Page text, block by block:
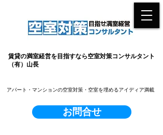
賃貸の満室経営を目指すなら空室対策コンサルタント
（有）山長
お問合せ
​アパート・マンションの空室対策・空室を埋めるアイディア満載